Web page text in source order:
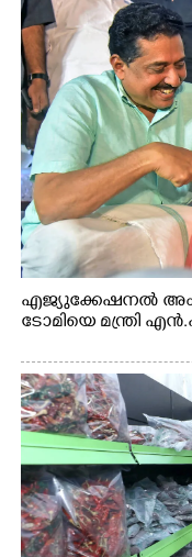
എജ്യുക്കേഷനൽ
ടോമിയെ മന്ത്രി